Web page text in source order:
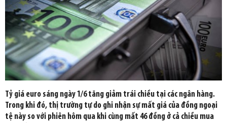
Tỷ giá euro sáng ngày 1/6 tăng giảm trái chiều tại các ngân hàng.
Trong khi đó, thị trường tự do ghi nhận sự mất giá của đồng ngoại
tệ này so với phiên hôm qua khi cùng mất 46 đồng ở cả chiều mua